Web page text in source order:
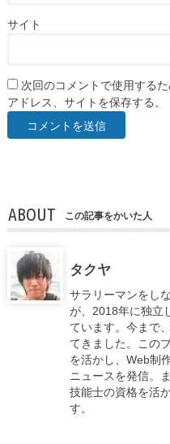
サイト
次回のコメントで使用する
アドレス、サイトを保存する。
ABOUT この記事をかいた人
タクヤ
サラリーマンをし
が、2018年に独立
ています。今まで
てきました。この
を活かし、Web制
ニュースを発信。
技能士の資格を活
す。